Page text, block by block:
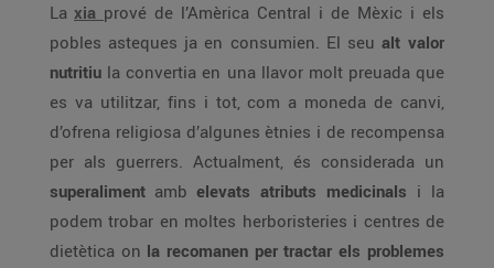
La xia prové de l’Amèrica Central i de Mèxic i els
pobles asteques ja en consumien. El seu alt valor
nutritiu la convertia en una llavor molt preuada que
es va utilitzar, fins i tot, com a moneda de canvi,
d’ofrena religiosa d’algunes ètnies i de recompensa
per als guerrers. Actualment, és considerada un
superaliment amb elevats atributs medicinals i la
podem trobar en moltes herboristeries i centres de
dietètica on la recomanen per tractar els problemes